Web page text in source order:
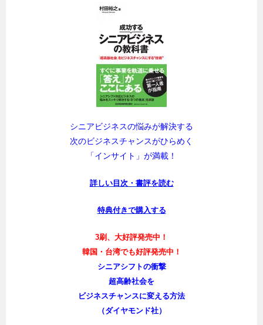
シニアビジネスの悩みが解決する
次のビジネスチャンスがひらめく
「インサイト」が満載！
詳しい目次・書評を読む
特典付きで購入する
3刷、大好評発売中！
韓国・台湾でも好評発売中！
シニアシフトの衝撃
超高齢社会を
ビジネスチャンスに変える方法
（ダイヤモンド社）